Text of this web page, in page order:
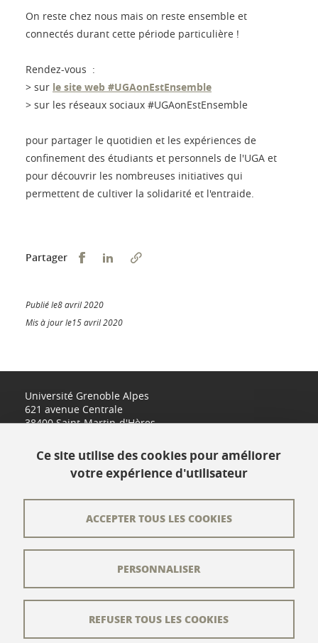
On reste chez nous mais on reste ensemble et
connectés durant cette période particulière !
Rendez-vous :
> sur le site web #UGAonEstEnsemble
> sur les réseaux sociaux #UGAonEstEnsemble
pour partager le quotidien et les expériences de
confinement des étudiants et personnels de l'UGA et
pour découvrir les nombreuses initiatives qui
permettent de cultiver la solidarité et l'entraide.
Partager Partager sur Facebook
Partager sur LinkedIn
Publié le8 avril 2020
Mis à jour le15 avril 2020
Université Grenoble Alpes
621 avenue Centrale
38400 Saint-Martin-d'Hères
L'équipe éditoriale
Crédits
Mentions légales
Ce site utilise des cookies pour améliorer
votre expérience d'utilisateur
ACCEPTER TOUS LES COOKIES
REFUSER TOUS LES COOKIES
PERSONNALISER